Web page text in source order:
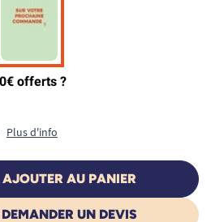
Plus d'info
AJOUTER AU PANIER
DEMANDER UN DEVIS